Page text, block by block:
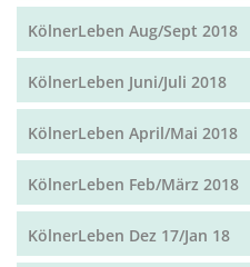
KölnerLeben Aug/Sept 2018
KölnerLeben Juni/Juli 2018
KölnerLeben April/Mai 2018
KölnerLeben Feb/März 2018
KölnerLeben Dez 17/Jan 18